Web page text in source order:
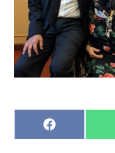
Share
on